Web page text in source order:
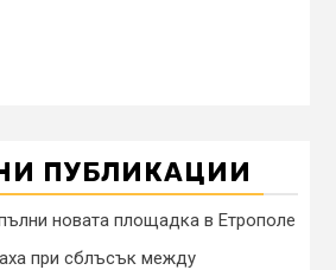
ПУБЛИКАЦИИ
новата площадка в Етрополе
при сблъсък между